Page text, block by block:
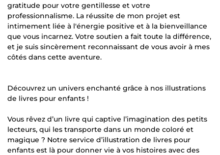
gratitude pour votre gentillesse et votre
professionnalisme. La réussite de mon projet est
intimement liée à l'énergie positive et à la bienveillance
que vous incarnez. Votre soutien a fait toute la différence,
et je suis sincèrement reconnaissant de vous avoir à mes
côtés dans cette aventure.
Découvrez un univers enchanté grâce à nos illustrations
de livres pour enfants !
Vous rêvez d’un livre qui captive l’imagination des petits
lecteurs, qui les transporte dans un monde coloré et
magique ? Notre service d’illustration de livres pour
enfants est là pour donner vie à vos histoires avec des